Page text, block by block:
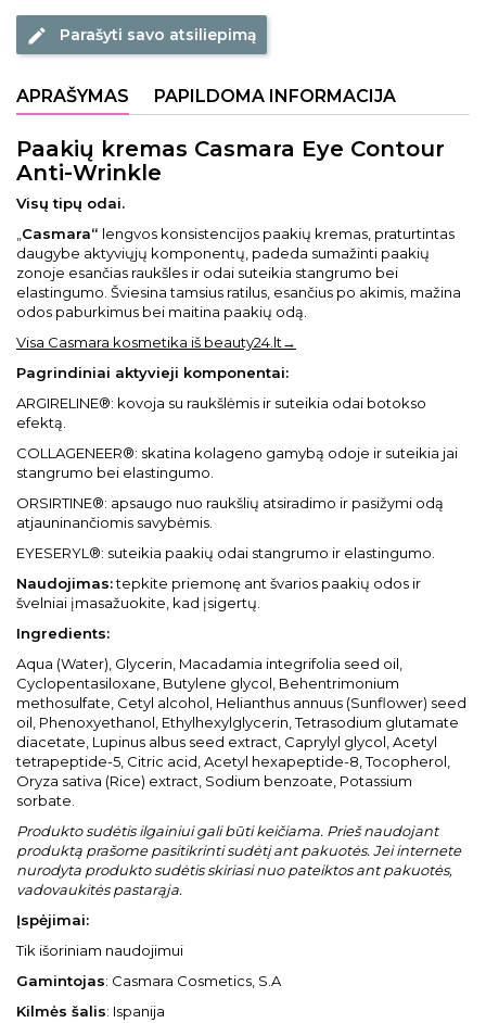
edit Parašyti savo atsiliepimą
APRAŠYMAS PAPILDOMA INFORMACIJA
Paakių kremas Casmara Eye Contour
Anti-Wrinkle
Visų tipų odai.
Casmara“ lengvos konsistencijos paakių kremas, praturtintas
daugybe aktyviųjų komponentų, padeda sumažinti paakių
zonoje esančias raukšles ir odai suteikia stangrumo bei
elastingumo. Šviesina tamsius ratilus, esančius po akimis, mažina
odos paburkimus bei maitina paakių odą.
Visa Casmara kosmetika iš beauty24.lt→
Pagrindiniai aktyvieji komponentai:
ARGIRELINE®: kovoja su raukšlėmis ir suteikia odai botokso
efektą.
COLLAGENEER®: skatina kolageno gamybą odoje ir suteikia jai
stangrumo bei elastingumo.
ORSIRTINE®: apsaugo nuo raukšlių atsiradimo ir pasižymi odą
atjauninančiomis savybėmis.
EYESERYL®: suteikia paakių odai stangrumo ir elastingumo.
Naudojimas:tepkite priemonę ant švarios paakių odos ir
švelniai įmasažuokite, kad įsigertų.
Ingredients:
Aqua (Water), Glycerin, Macadamia integrifolia seed oil,
Cyclopentasiloxane, Butylene glycol, Behentrimonium
methosulfate, Cetyl alcohol, Helianthus annuus (Sunflower) seed
oil, Phenoxyethanol, Ethylhexylglycerin, Tetrasodium glutamate
diacetate, Lupinus albus seed extract, Caprylyl glycol, Acetyl
tetrapeptide-5, Citric acid, Acetyl hexapeptide-8, Tocopherol,
Oryza sativa (Rice) extract, Sodium benzoate, Potassium
sorbate.
Produkto sudėtis ilgainiui gali būti keičiama. Prieš naudojant
produktą prašome pasitikrinti sudėtį ant pakuotės. Jei internete
nurodyta produkto sudėtis skiriasi nuo pateiktos ant pakuotės,
vadovaukitės pastarąja.
Įspėjimai:
Tik išoriniam naudojimui
Gamintojas: Casmara Cosmetics, S.A
Kilmės šalis: Ispanija